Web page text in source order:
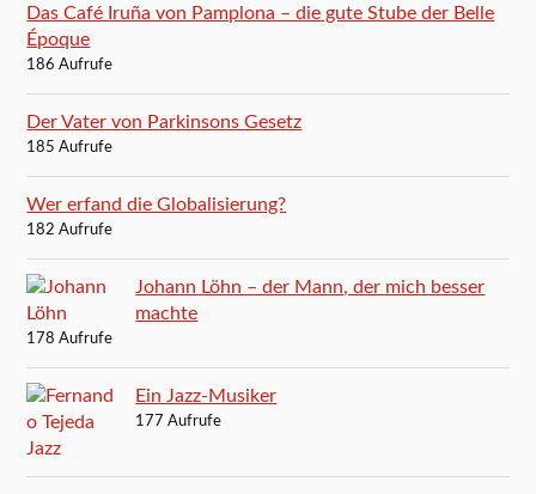
Das Café Iruña von Pamplona – die gute Stube der Belle
Époque
186 Aufrufe
Der Vater von Parkinsons Gesetz
185 Aufrufe
Wer erfand die Globalisierung?
182 Aufrufe
Johann Löhn – der Mann, der mich besser
machte
178 Aufrufe
Ein Jazz-Musiker
177 Aufrufe